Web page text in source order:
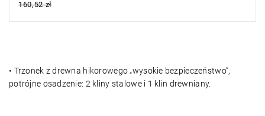
160,52 zł
• Trzonek z drewna hikorowego „wysokie bezpieczeństwo”,
potrójne osadzenie: 2 kliny stalowe i 1 klin drewniany.